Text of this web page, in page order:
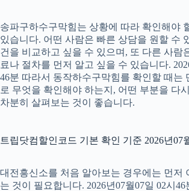
송파구하수구막힘는 상황에 따라 확인해야
있습니다. 어떤 사람은 빠른 상담을 원할 수
건을 비교하고 싶을 수 있으며, 또 다른 사람
료나 절차를 먼저 알고 싶을 수 있습니다.
46분 따라서 동작하수구막힘를 확인할 때는
로 무엇을 확인해야 하는지, 어떤 부분을 다
차분히 살펴보는 것이 좋습니다.
트립닷컴할인코드 기본 확인 기준 2026년07
대전흥신소를 처음 알아보는 경우에는 먼저
는 것이 필요합니다. 2026년07월07일 02시